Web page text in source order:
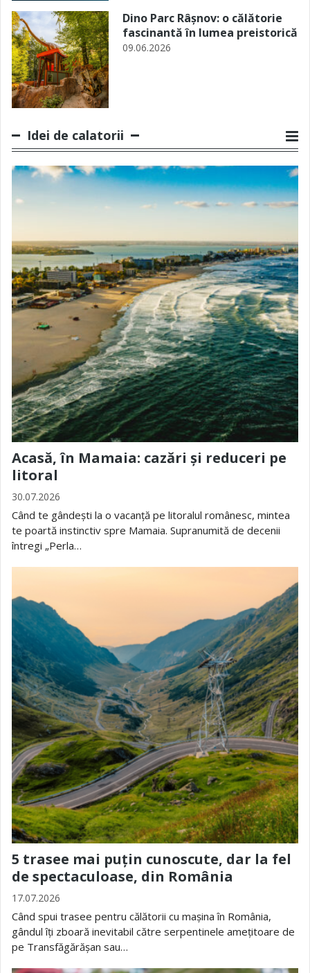
Dino Parc Râșnov: o călătorie
fascinantă în lumea preistorică
09.06.2026
Idei de calatorii
Acasă, în Mamaia: cazări și reduceri pe
litoral
30.07.2026
Când te gândești la o vacanță pe litoralul românesc, mintea
te poartă instinctiv spre Mamaia. Supranumită de decenii
întregi „Perla…
5 trasee mai puțin cunoscute, dar la fel
de spectaculoase, din România
17.07.2026
Când spui trasee pentru călătorii cu mașina în România,
gândul îți zboară inevitabil către serpentinele amețitoare de
pe Transfăgărășan sau…